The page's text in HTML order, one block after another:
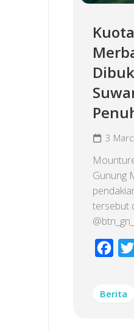
3
Gunung
tersebut
Berita